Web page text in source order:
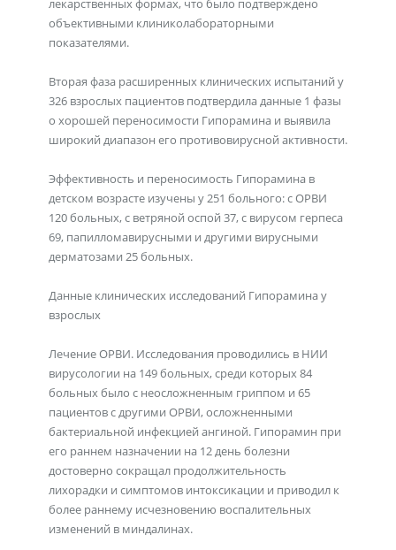
лекарственных формах, что было подтверждено
объективными клиниколабораторными
показателями.
Вторая фаза расширенных клинических испытаний у
326 взрослых пациентов подтвердила данные 1 фазы
о хорошей переносимости Гипорамина и выявила
широкий диапазон его противовирусной активности.
Эффективность и переносимость Гипорамина в
детском возрасте изучены у 251 больного: с ОРВИ
120 больных, с ветряной оспой 37, с вирусом герпеса
69, папилломавирусными и другими вирусными
дерматозами 25 больных.
Данные клинических исследований Гипорамина у
взрослых
Лечение ОРВИ. Исследования проводились в НИИ
вирусологии на 149 больных, среди которых 84
больных было с неосложненным гриппом и 65
пациентов с другими ОРВИ, осложненными
бактериальной инфекцией ангиной. Гипорамин при
его раннем назначении на 12 день болезни
достоверно сокращал продолжительность
лихорадки и симптомов интоксикации и приводил к
более раннему исчезновению воспалительных
изменений в миндалинах.